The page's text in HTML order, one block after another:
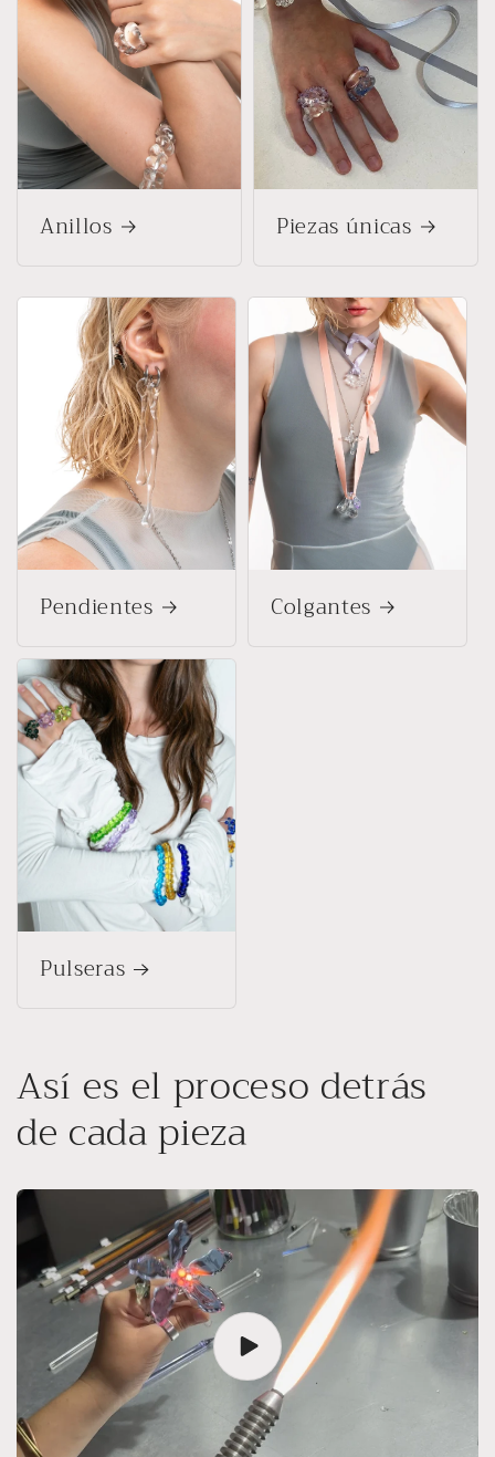
Anillos Piezas únicas
Pendientes Colgantes
Pulseras
Así es el proceso detrás
de cada pieza